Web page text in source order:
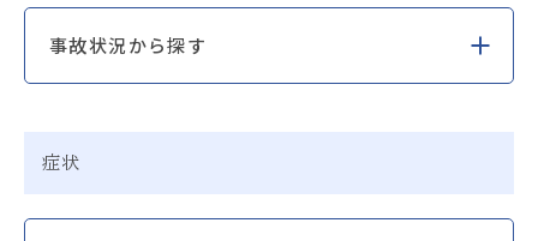
事故状況から探す
症状